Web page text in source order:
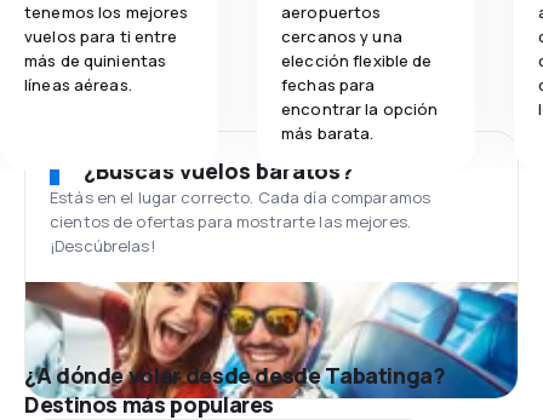
tenemos los mejores
vuelos para ti entre
más de quinientas
líneas aéreas.
aeropuertos
cercanos y una
elección flexible de
fechas para
encontrar la opción
más barata.
¿Buscas vuelos baratos?
Estás en el lugar correcto. Cada día comparamos
cientos de ofertas para mostrarte las mejores.
¡Descúbrelas!
¿A dónde volar desde desde Tabatinga?
Destinos más populares